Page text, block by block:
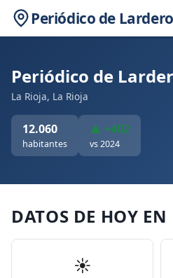
Periódico de Lardero
Periódico de
La Rioja, La Rioja
12.060
habitantes
▲ +402
vs 2024
DATOS DE HOY
☀️